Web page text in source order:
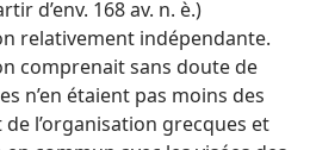
d’env. 168 av. n. è.)
relativement indépendante.
comprenait sans doute de
n’en étaient pas moins des
l’organisation grecques et